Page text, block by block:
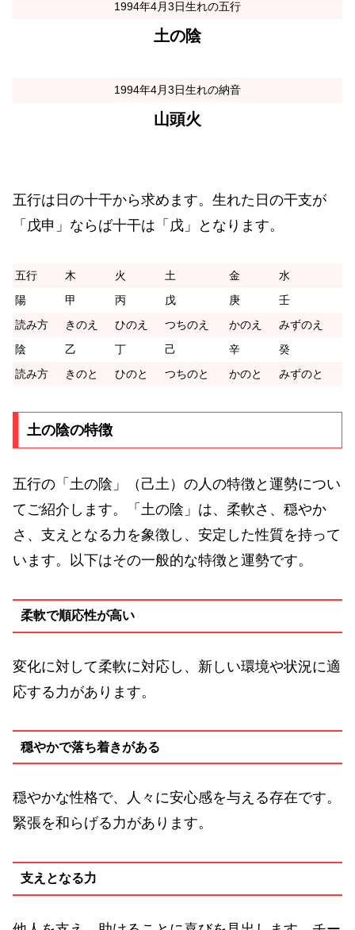
1994年4月3日生れの五行
土の陰
1994年4月3日生れの納音
山頭火
五行は日の十干から求めます。生れた日の干支が
「戊申」ならば十干は「戊」となります。
五行 木 火 土 金
水
陽
甲 丙 戊 庚
壬
読み方
きのえ ひのえ つちのえ かのえ
みずのえ
陰
乙 丁 己 辛
癸
読み方
きのと ひのと つちのと かのと みずのと
土の陰の特徴
五行の「土の陰」（己土）の人の特徴と運勢につい
てご紹介します。「土の陰」は、柔軟さ、穏やか
さ、支えとなる力を象徴し、安定した性質を持って
います。以下はその一般的な特徴と運勢です。
柔軟で順応性が高い
変化に対して柔軟に対応し、新しい環境や状況に適
応する力があります。
穏やかで落ち着きがある
穏やかな性格で、人々に安心感を与える存在です。
緊張を和らげる力があります。
支えとなる力